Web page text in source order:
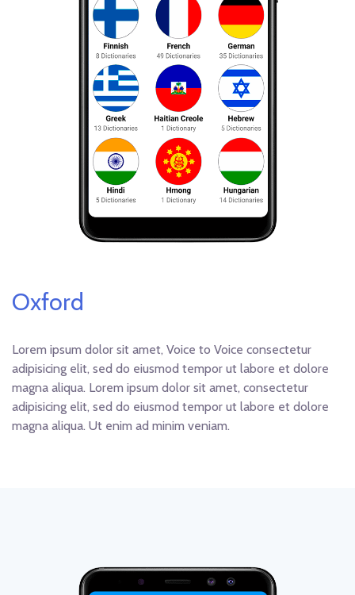
Oxford
Lorem ipsum dolor sit amet, Voice to Voice consectetur
adipisicing elit, sed do eiusmod tempor ut labore et dolore
magna aliqua. Lorem ipsum dolor sit amet, consectetur
adipisicing elit, sed do eiusmod tempor ut labore et dolore
magna aliqua. Ut enim ad minim veniam.